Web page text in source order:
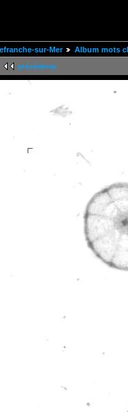
sur-Mer Album mots
précédente